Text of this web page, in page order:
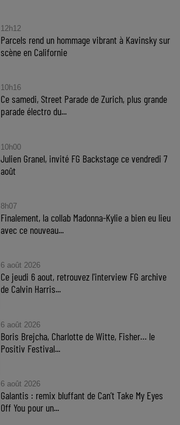
12h12
Parcels rend un hommage vibrant à Kavinsky sur
scène en Californie
10h16
Ce samedi, Street Parade de Zurich, plus grande
parade électro du...
10h00
Julien Granel, invité FG Backstage ce vendredi 7
août
8h07
Finalement, la collab Madonna-Kylie a bien eu lieu
avec ce nouveau...
6 août 2026
Ce jeudi 6 aout, retrouvez l'interview FG archive
de Calvin Harris...
6 août 2026
Boris Brejcha, Charlotte de Witte, Fisher… le
Positiv Festival...
6 août 2026
Galantis : remix bluffant de Can’t Take My Eyes
Off You pour un...